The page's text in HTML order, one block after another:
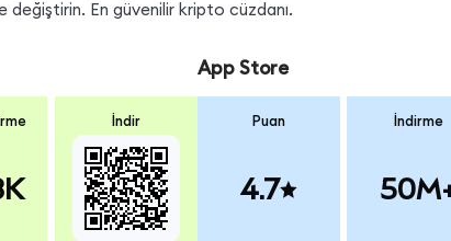
değiştirin. En güvenilir kripto cüzdanı.
İndir
App Store
Puan
4.7
İndirme